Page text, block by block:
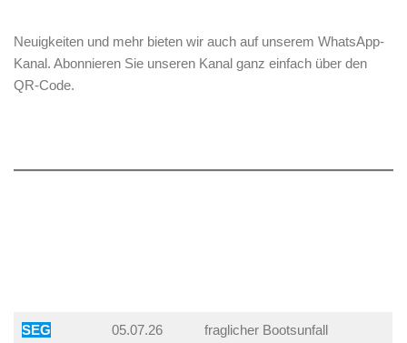
Neuigkeiten und mehr bieten wir auch auf unserem WhatsApp-
Kanal. Abonnieren Sie unseren Kanal ganz einfach über den
QR-Code.
SEG
05.07.26 fraglicher Bootsunfall